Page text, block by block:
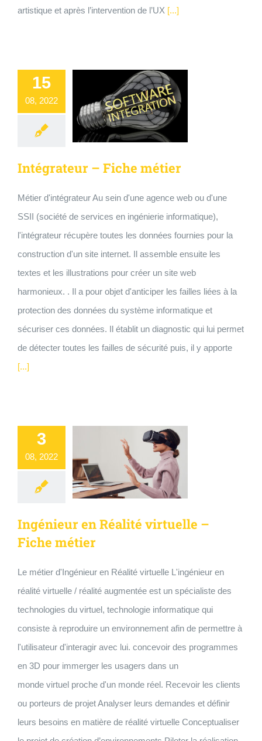
artistique et après l’intervention de l’UX [...]
15
08, 2022
Intégrateur – Fiche métier
Métier d'intégrateur Au sein d'une agence web ou d'une
SSII (société de services en ingénierie informatique),
l'intégrateur récupère toutes les données fournies pour la
construction d'un site internet. Il assemble ensuite les
textes et les illustrations pour créer un site web
harmonieux. . Il a pour objet d'anticiper les failles liées à la
protection des données du système informatique et
sécuriser ces données. Il établit un diagnostic qui lui permet
de détecter toutes les failles de sécurité puis, il y apporte
[...]
3
08, 2022
Ingénieur en Réalité virtuelle –
Fiche métier
Le métier d'Ingénieur en Réalité virtuelle L'ingénieur en
réalité virtuelle / réalité augmentée est un spécialiste des
technologies du virtuel, technologie informatique qui
consiste à reproduire un environnement afin de permettre à
l'utilisateur d'interagir avec lui. concevoir des programmes
en 3D pour immerger les usagers dans un
monde virtuel proche d'un monde réel. Recevoir les clients
ou porteurs de projet Analyser leurs demandes et définir
leurs besoins en matière de réalité virtuelle Conceptualiser